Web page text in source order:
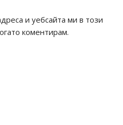
и уебсайта ми в този
коментирам.